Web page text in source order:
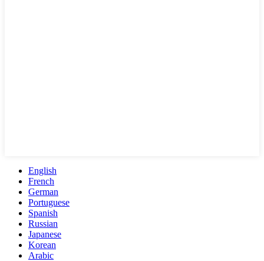
English
French
German
Portuguese
Spanish
Russian
Japanese
Korean
Arabic